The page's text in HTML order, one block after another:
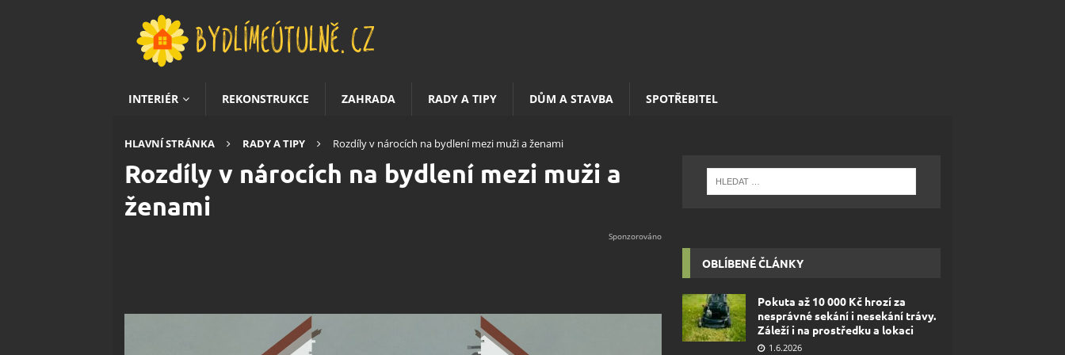
INTERIÉR REKONSTRUKCE ZAHRADA RADY A TIPY DŮM A STAVBA SPOTŘEBITEL
HLAVNÍ STRÁNKA RADY A TIPY Rozdíly v nárocích na bydlení mezi muži a ženami
Rozdíly v nárocích na bydlení mezi muži a
ženami
OBLÍBENÉ ČLÁNKY
Pokuta až 10 000 Kč hrozí za
nesprávné sekání i nesekání trávy.
Záleží i na prostředku a lokaci
1.6.2026